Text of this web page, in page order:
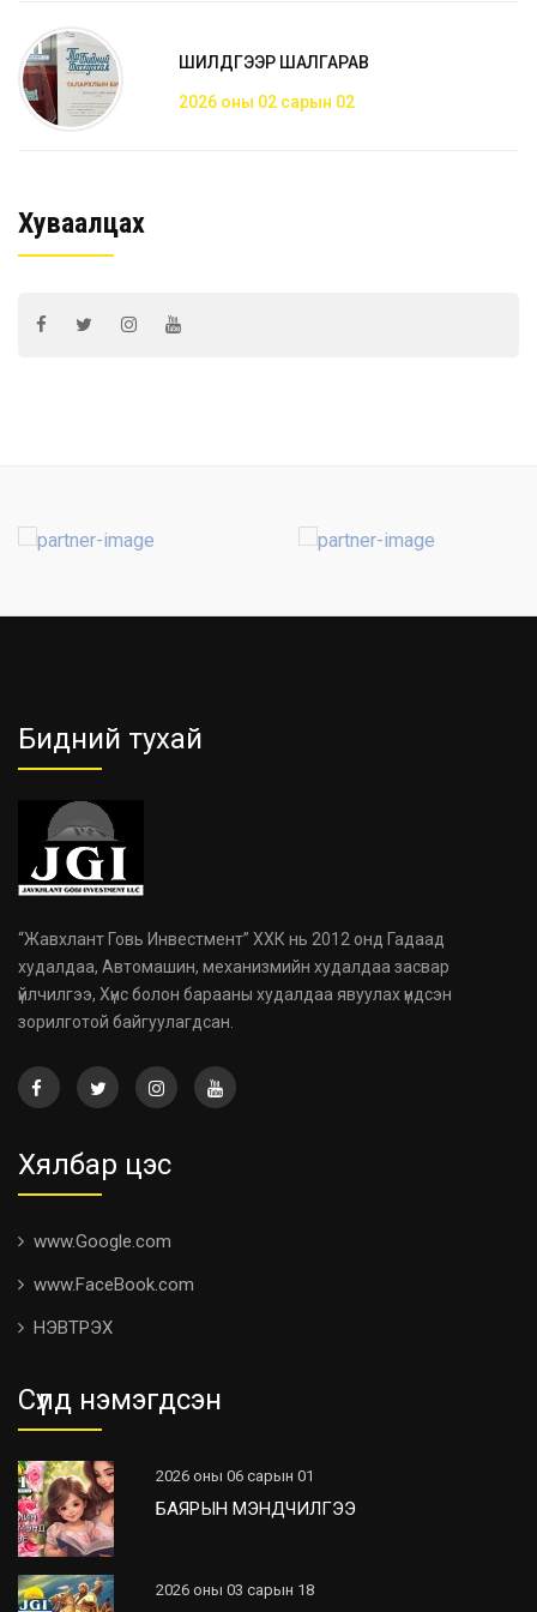
ШИЛДГЭЭР ШАЛГАРАВ
2026 оны 02 сарын 02
Хуваалцах
Бидний тухай
“Жавхлант Говь Инвестмент” ХХК нь 2012 онд Гадаад
худалдаа, Автомашин, механизмийн худалдаа засвар
үйлчилгээ, Хүнс болон барааны худалдаа явуулах үндсэн
зорилготой байгуулагдсан.
Хялбар цэс
www.Google.com
www.FaceBook.com
НЭВТРЭХ
Сүүлд нэмэгдсэн
2026 оны 06 сарын 01
БАЯРЫН МЭНДЧИЛГЭЭ
2026 оны 03 сарын 18